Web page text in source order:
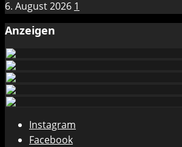
6. August 2026 1
Anzeigen
Instagram
Facebook